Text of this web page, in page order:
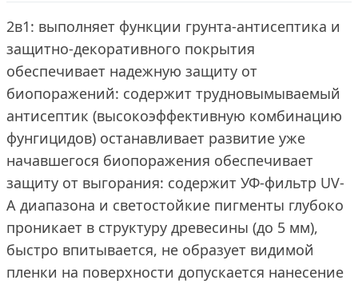
2в1: выполняет функции грунта-антисептика и
защитно-декоративного покрытия
обеспечивает надежную защиту от
биопоражений: содержит трудновымываемый
антисептик (высокоэффективную комбинацию
фунгицидов) останавливает развитие уже
начавшегося биопоражения обеспечивает
защиту от выгорания: содержит УФ-фильтр UV-
A диапазона и светостойкие пигменты глубоко
проникает в структуру древесины (до 5 мм),
быстро впитывается, не образует видимой
пленки на поверхности допускается нанесение